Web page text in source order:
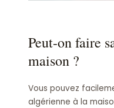
Peut-on faire
maison ?
Vous pouvez
algérienne à la